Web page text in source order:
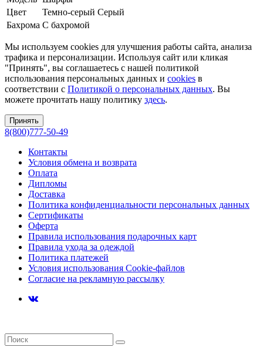
Цвет
Темно-серый Серый
Бахрома С бахромой
Мы используем cookies для улучшения работы сайта, анализа
трафика и персонализации. Используя сайт или кликая
"Принять", вы соглашаетесь с нашей политикой
использования персональных данных и cookies в
соответствии с Политикой о персональных данных. Вы
можете прочитать нашу политику здесь.
Принять
8(800)777-50-49
Контакты
Условия обмена и возврата
Оплата
Дипломы
Доставка
Политика конфиденциальности персональных данных
Сертификаты
Оферта
Правила использования подарочных карт
Правила ухода за одеждой
Политика платежей
Условия использования Cookie-файлов
Согласие на рекламную рассылку